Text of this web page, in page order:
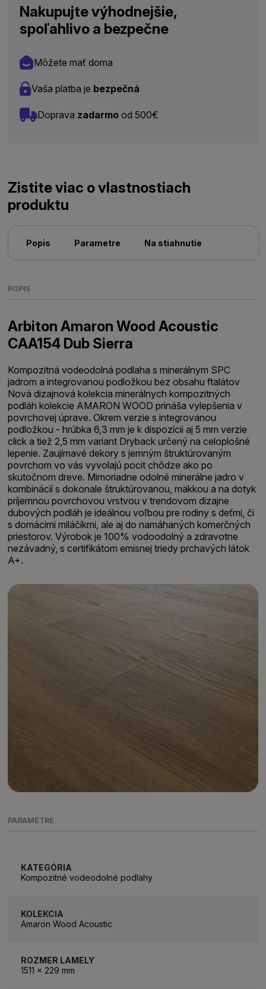
Nakupujte výhodnejšie,
spoľahlivo a bezpečne
Môžete mať doma
Vaša platba je bezpečná
Doprava zadarmo od 500€
Zistite viac o vlastnostiach
produktu
Popis Parametre Na stiahnutie
POPIS
Arbiton Amaron Wood Acoustic
CAA154 Dub Sierra
Kompozitná vodeodolná podlaha s minerálnym SPC
jadrom a integrovanou podložkou bez obsahu ftalátov
Nová dizajnová kolekcia minerálnych kompozitných
podláh kolekcie AMARON WOOD prináša vylepšenia v
povrchovej úprave. Okrem verzie s integrovanou
podložkou - hrúbka 6,3 mm je k dispozícii aj 5 mm verzie
click a tiež 2,5 mm variant Dryback určený na celoplošné
lepenie. Zaujímavé dekory s jemným štruktúrovaným
povrchom vo vás vyvolajú pocit chôdze ako po
skutočnom dreve. Mimoriadne odolné minerálne jadro v
kombinácií s dokonale štruktúrovanou, mäkkou a na dotyk
príjemnou povrchovou vrstvou v trendovom dizajne
dubových podláh je ideálnou voľbou pre rodiny s deťmi, či
s domácimi miláčikmi, ale aj do namáhaných komerčných
priestorov. Výrobok je 100% vodoodolný a zdravotne
nezávadný, s certifikátom emisnej triedy prchavých látok
A+.
PARAMETRE
KATEGÓRIA
Kompozitné vodeodolné podlahy
KOLEKCIA
Amaron Wood Acoustic
ROZMER LAMELY
1511 x 229 mm